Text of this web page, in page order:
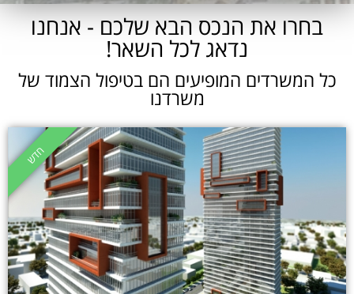
חדרי ישיבות מפוארים
בחרו את הנכס הבא שלכם - אנחנו
נדאג לכל השאר!
כל המשרדים המופיעים הם בטיפול הצמוד של
משרדנו
חדש